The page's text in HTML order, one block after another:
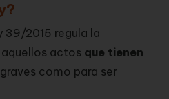
39/2015 regula la
aquellos actos que tienen
como para ser